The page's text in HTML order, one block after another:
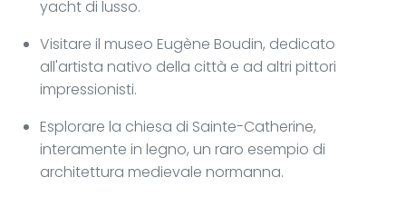
yacht di lusso.
Visitare il museo Eugène Boudin, dedicato
all'artista nativo della città e ad altri pittori
impressionisti.
Esplorare la chiesa di Sainte-Catherine,
interamente in legno, un raro esempio di
architettura medievale normanna.